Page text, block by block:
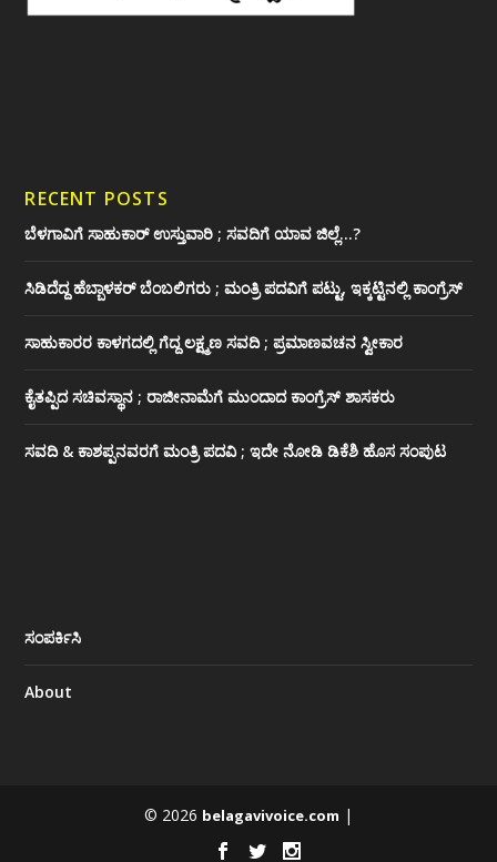
RECENT POSTS
ಬೆಳಗಾವಿಗೆ ಸಾಹುಕಾರ್ ಉಸ್ತುವಾರಿ ; ಸವದಿಗೆ ಯಾವ ಜಿಲ್ಲೆ…?
ಸಿಡಿದೆದ್ದ ಹೆಬ್ಬಾಳಕರ್ ಬೆಂಬಲಿಗರು ; ಮಂತ್ರಿ ಪದವಿಗೆ ‌ಪಟ್ಟು, ಇಕ್ಕಟ್ಟಿನಲ್ಲಿ ಕಾಂಗ್ರೆಸ್
ಸಾಹುಕಾರರ ಕಾಳಗದಲ್ಲಿ ಗೆದ್ದ ಲಕ್ಷ್ಮಣ ಸವದಿ ; ಪ್ರಮಾಣವಚನ ಸ್ವೀಕಾರ
ಕೈತಪ್ಪಿದ ಸಚಿವಸ್ಥಾನ ; ರಾಜೀನಾಮೆಗೆ ಮುಂದಾದ ಕಾಂಗ್ರೆಸ್ ‌ಶಾಸಕರು
ಸವದಿ & ಕಾಶಪ್ಪನವರಗೆ ಮಂತ್ರಿ ಪದವಿ ; ಇದೇ ನೋಡಿ‌ ಡಿಕೆಶಿ ಹೊಸ ಸಂಪುಟ
ಸಂಪರ್ಕಿಸಿ
About
© 2026 belagavivoice.com |